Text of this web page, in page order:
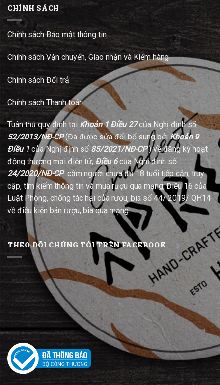
CHÍNH SÁCH
Chính sách Bảo mật thông tin
Chính sách Vận chuyển, Giao nhận và Kiểm hàng
Chính sách Đổi trả
Chính sách Thanh toán
Tuân thủ quy định tại Khoản 1 Điều 27của Nghị định số
52/2013/NĐ-CP(Đã được sửa đổi bổ sung bởi Khoản 9
Điều 1của Nghị định số 85/2021/NĐ-CP) về đăng ký hoạt
động thương mại điện tử; Điều 6của Nghị định số
24/2020/NĐ-CPcấm người chưa đủ 18 tuổi tiếp cận, truy
cập, tìm kiếm thông tin và mua rượu qua mạng; Điều 16 của
Luật Phòng, chống tác hại của rượu, bia số 44/ 2019/ QH14
về điều kiện bán rượu, bia qua mạng.
THEO DÕI CHÚNG TÔI TRÊN FACEBOOK